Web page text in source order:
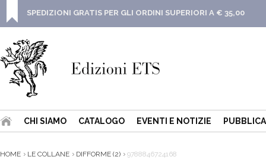
SPEDIZIONI GRATIS PER GLI ORDINI SUPERIORI A € 35,00
CHI SIAMO CATALOGO EVENTI E NOTIZIE
HOME LE COLLANE DIFFORME (2) 9788846724168